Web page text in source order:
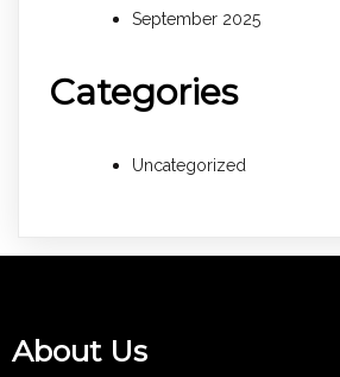
September 2025
Categories
Uncategorized
About Us